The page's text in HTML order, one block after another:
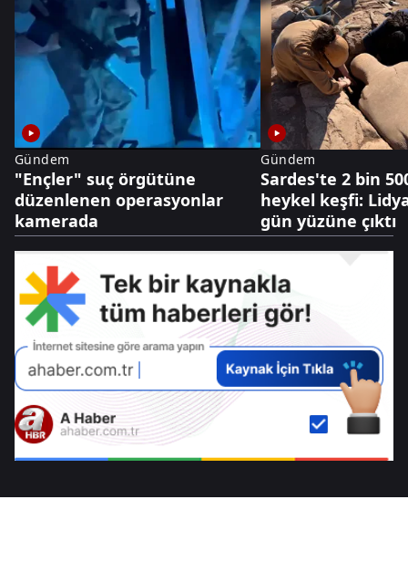
Gündem
"Ençler" suç örgütüne
düzenlenen operasyonlar
kamerada
Gündem
Sardes'te 2 bin
heykel keşfi:
gün yüzüne çıktı